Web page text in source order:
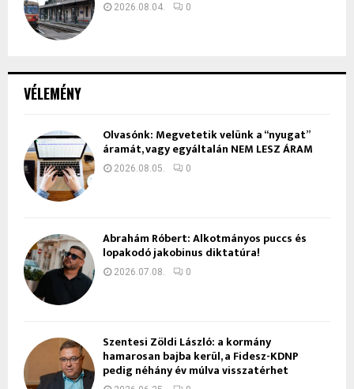
VÉLEMÉNY
Olvasónk: Megvetetik velünk a “nyugat”
áramát, vagy egyáltalán NEM LESZ ÁRAM
2026.08.05. 0
Ábrahám Róbert: Alkotmányos puccs és
lopakodó jakobinus diktatúra!
2026.07.08. 0
Szentesi Zöldi László: a kormány
hamarosan bajba kerül, a Fidesz-KDNP
pedig néhány év múlva visszatérhet
2026.08.04. 0